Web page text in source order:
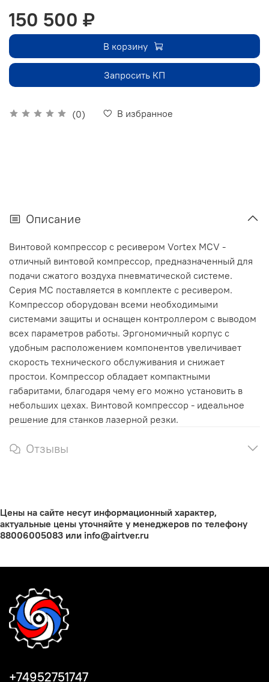
(0) В избранное
150 500 ₽
В корзину
Запросить КП
Описание
Винтовой компрессор с ресивером Vortex MCV -
отличный винтовой компрессор, предназначенный для
подачи сжатого воздуха пневматической системе.
Серия МС поставляется в комплекте с ресивером.
Компрессор оборудован всеми необходимыми
системами защиты и оснащен контроллером с выводом
всех параметров работы. Эргономичный корпус с
удобным расположением компонентов увеличивает
скорость технического обслуживания и снижает
простои. Компрессор обладает компактными
габаритами, благодаря чему его можно установить в
небольших цехах. Винтовой компрессор - идеальное
решение для станков лазерной резки.
Отзывы
Цены на сайте несут информационный характер,
актуальные цены уточняйте у менеджеров по телефону
88006005083 или info@airtver.ru
+74952751747